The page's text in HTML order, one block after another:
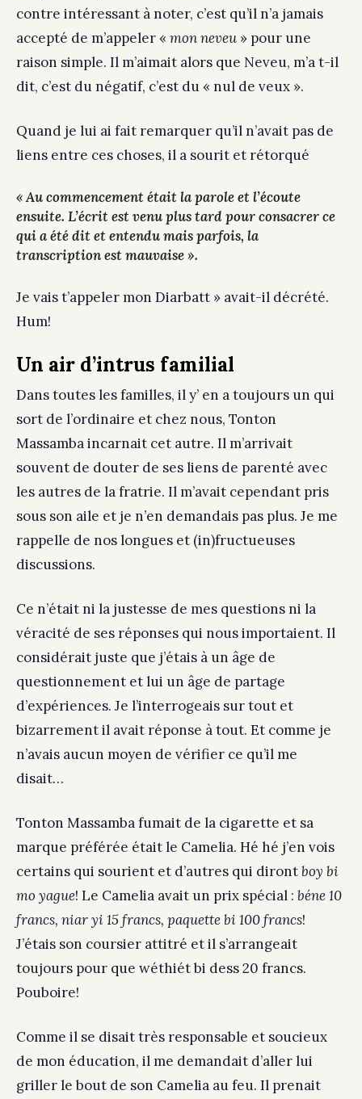
contre intéressant à noter, c’est qu’il n’a jamais
accepté de m’appeler « mon neveu » pour une
raison simple. Il m’aimait alors que Neveu, m’a t-il
dit, c’est du négatif, c’est du « nul de veux ».
Quand je lui ai fait remarquer qu’il n’avait pas de
liens entre ces choses, il a sourit et rétorqué
« Au commencement était la parole et l’écoute
ensuite. L’écrit est venu plus tard pour consacrer ce
qui a été dit et entendu mais parfois, la
transcription est mauvaise ».
Je vais t’appeler mon Diarbatt » avait-il décrété.
Hum!
Un air d’intrus familial
Dans toutes les familles, il y’ en a toujours un qui
sort de l’ordinaire et chez nous, Tonton
Massamba incarnait cet autre. Il m’arrivait
souvent de douter de ses liens de parenté avec
les autres de la fratrie. Il m’avait cependant pris
sous son aile et je n’en demandais pas plus. Je me
rappelle de nos longues et (in)fructueuses
discussions.
Ce n’était ni la justesse de mes questions ni la
véracité de ses réponses qui nous importaient. Il
considérait juste que j’étais à un âge de
questionnement et lui un âge de partage
d’expériences. Je l’interrogeais sur tout et
bizarrement il avait réponse à tout. Et comme je
n’avais aucun moyen de vérifier ce qu’il me
disait…
Tonton Massamba fumait de la cigarette et sa
marque préférée était le Camelia. Hé hé j’en vois
certains qui sourient et d’autres qui dirontboy bi
mo yague! Le Camelia avait un prix spécial : béne 10
francs, niar yi 15 francs, paquette bi 100 francs!
J’étais son coursier attitré et il s’arrangeait
toujours pour que wéthiét bi dess 20 francs.
Pouboire!
Comme il se disait très responsable et soucieux
de mon éducation, il me demandait d’aller lui
griller le bout de son Camelia au feu. Il prenait